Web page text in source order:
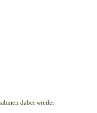
dabei wieder